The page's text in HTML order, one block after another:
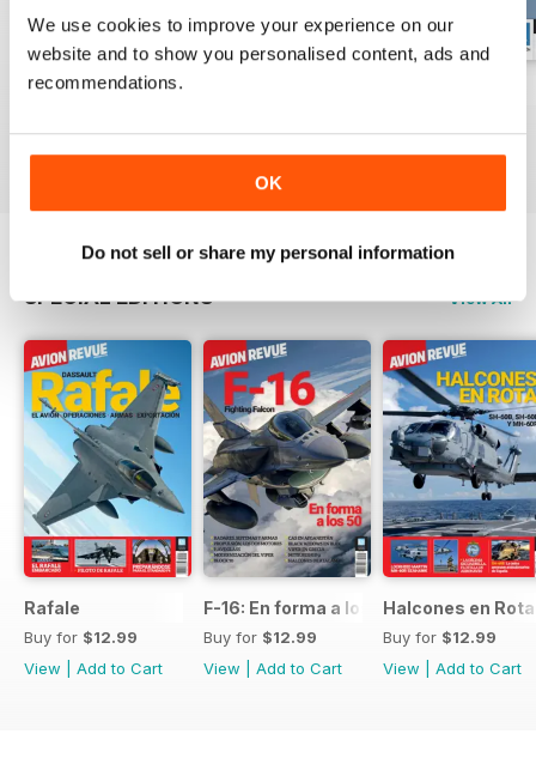
We use cookies to improve your experience on our
website and to show you personalised content, ads and
recommendations.
OK
Do not sell or share my personal information
Número 529
View|Add to Cart
View|Add to Cart
View|Add to Cart
SPECIAL EDITIONS View All
Rafale
Buy for $12.99
View
Add to Cart
F-16: En forma a los 50
Buy for $12.99
View
Add to Cart
Halcones en
Buy for $12.99
View
Add to Cart